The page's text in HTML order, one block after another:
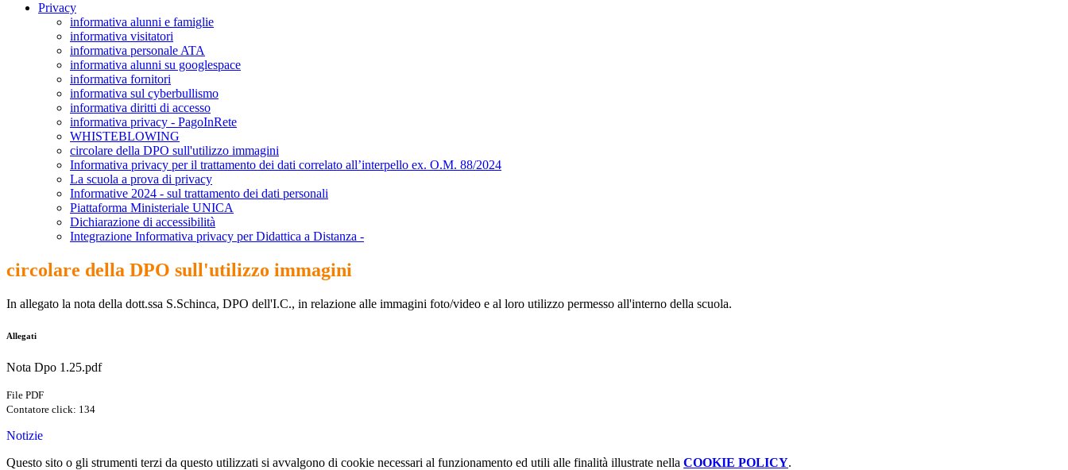
Privacy
informativa alunni e famiglie
informativa visitatori
informativa personale ATA
informativa alunni su googlespace
informativa fornitori
informativa sul cyberbullismo
informativa diritti di accesso
informativa privacy - PagoInRete
WHISTEBLOWING
circolare della DPO sull'utilizzo immagini
Informativa privacy per il trattamento dei dati correlato all’interpello ex. O.M. 88/2024
La scuola a prova di privacy
Informative 2024 - sul trattamento dei dati personali
Piattaforma Ministeriale UNICA
Dichiarazione di accessibilità
Integrazione Informativa privacy per Didattica a Distanza -
circolare della DPO sull'utilizzo immagini
In allegato la nota della dott.ssa S.Schinca, DPO dell'I.C., in relazione alle immagini foto/video e al loro utilizzo permesso all'interno della scuola.
Allegati
Nota Dpo 1.25.pdf
File PDF
Contatore click: 134
Notizie
Questo sito o gli strumenti terzi da questo utilizzati si avvalgono di cookie necessari al funzionamento ed utili alle finalità illustrate nella COOKIE POLICY.